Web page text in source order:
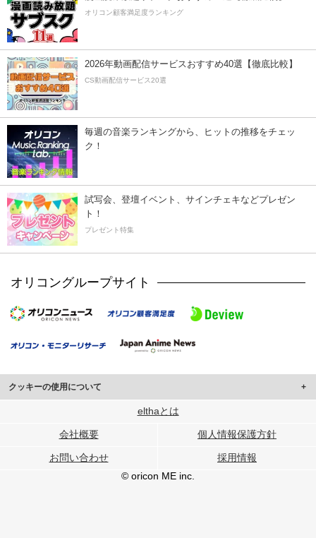
オリコン顧客満足度ランキング
2026年動画配信サービスおすすめ40選【徹底比較】
CS動画配信サービス20選
毎週の音楽ランキングから、ヒットの推移をチェッ
ク！
試写会、登壇イベント、サインチェキなどプレゼン
ト！
プレゼント特集
オリコングループサイト
クッキーの使用について
このサイトでは Cookie を使用して、ユーザーに合わせたコンテンツや広告の
行っています。
メディアや広告配信、データ解析の各パートナーに提供しています。
各パートナーは、この情報とユーザーが各パートナーに提供した他の情報や、
ユーザーが各パートナーのサービスを使用したときに収集した他の情報を組み
elthaとは
会社概要 個人情報保護方針
お問い合わせ
採用情報
© oricon ME inc.